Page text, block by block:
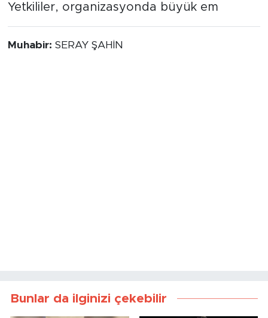
Yetkililer, organizasyonda büyük em
Muhabir: SERAY ŞAHİN
Bunlar da ilginizi çekebilir